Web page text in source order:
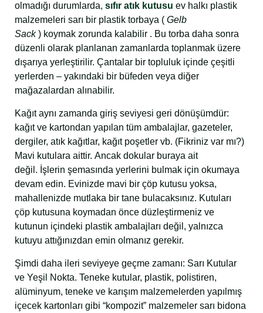
olmadığı durumlarda, sıfır atık kutusu ev halkı plastik
malzemeleri sarı bir plastik torbaya ( Gelb
Sack) koymak zorunda kalabilir . Bu torba daha sonra
düzenli olarak planlanan zamanlarda toplanmak üzere
dışarıya yerleştirilir. Çantalar bir topluluk içinde çeşitli
yerlerden – yakındaki bir büfeden veya diğer
mağazalardan alınabilir.
Kağıt aynı zamanda giriş seviyesi geri dönüşümdür:
kağıt ve kartondan yapılan tüm ambalajlar, gazeteler,
dergiler, atık kağıtlar, kağıt poşetler vb. (Fikriniz var mı?)
Mavi kutulara aittir. Ancak dokular buraya ait
değil. İşlerin şemasında yerlerini bulmak için okumaya
devam edin. Evinizde mavi bir çöp kutusu yoksa,
mahallenizde mutlaka bir tane bulacaksınız. Kutuları
çöp kutusuna koymadan önce düzleştirmeniz ve
kutunun içindeki plastik ambalajları değil, yalnızca
kutuyu attığınızdan emin olmanız gerekir.
Şimdi daha ileri seviyeye geçme zamanı: Sarı Kutular
ve Yeşil Nokta. Teneke kutular, plastik, polistiren,
alüminyum, teneke ve karışım malzemelerden yapılmış
içecek kartonları gibi “kompozit” malzemeler sarı bidona